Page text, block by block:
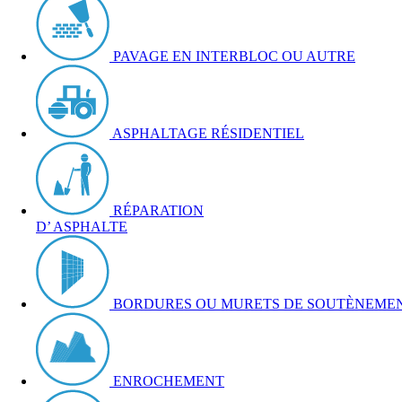
PAVAGE EN INTERBLOC OU AUTRE
ASPHALTAGE RÉSIDENTIEL
RÉPARATION
D’ ASPHALTE
BORDURES OU MURETS DE
ENROCHEMENT